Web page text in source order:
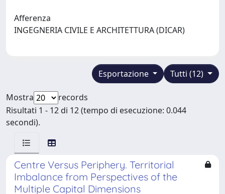
Afferenza
INGEGNERIA CIVILE E ARCHITETTURA (DICAR)
Tutti (12)
Esportazione
Mostra
records
Risultati 1 - 12 di 12 (tempo di esecuzione: 0.044
secondi).
Centre Versus Periphery. Territorial
Imbalance from Perspectives of the
Multiple Capital Dimensions